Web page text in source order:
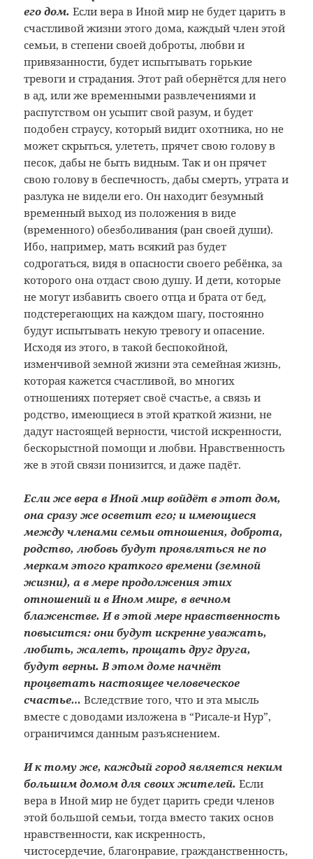
его дом.Если вера в Иной мир не будет царить в
счастливой жизни этого дома, каждый член этой
семьи, в степени своей доброты, любви и
привязанности, будет испытывать горькие
тревоги и страдания. Этот рай обернётся для него
в ад, или же временными развлечениями и
распутством он усыпит свой разум, и будет
подобен страусу, который видит охотника, но не
может скрыться, улететь, прячет свою голову в
песок, дабы не быть видным. Так и он прячет
свою голову в беспечность, дабы смерть, утрата и
разлука не видели его. Он находит безумный
временный выход из положения в виде
(временного) обезболивания (ран своей души).
Ибо, например, мать всякий раз будет
содрогаться, видя в опасности своего ребёнка, за
которого она отдаст свою душу. И дети, которые
не могут избавить своего отца и брата от бед,
подстерегающих на каждом шагу, постоянно
будут испытывать некую тревогу и опасение.
Исходя из этого, в такой беспокойной,
изменчивой земной жизни эта семейная жизнь,
которая кажется счастливой, во многих
отношениях потеряет своё счастье, а связь и
родство, имеющиеся в этой краткой жизни, не
дадут настоящей верности, чистой искренности,
бескорыстной помощи и любви. Нравственность
же в этой связи понизится, и даже падёт.
Если же вера в Иной мир войдёт в этот дом,
она сразу же осветит его; и имеющиеся
между членами семьи отношения, доброта,
родство, любовь будут проявляться не по
меркам этого краткого времени (земной
жизни), а в мере продолжения этих
отношений и в Ином мире, в вечном
блаженстве. И в этой мере нравственность
повысится: они будут искренне уважать,
любить, жалеть, прощать друг друга,
будут верны. В этом доме начнёт
процветать настоящее человеческое
счастье… Вследствие того, что и эта мысль
вместе с доводами изложена в “Рисале-и Нур”,
ограничимся данным разъяснением.
И к тому же, каждый город является неким
большим домом для своих жителей. Если
вера в Иной мир не будет царить среди членов
этой большой семьи, тогда вместо таких основ
нравственности, как искренность,
чистосердечие, благонравие, гражданственность,